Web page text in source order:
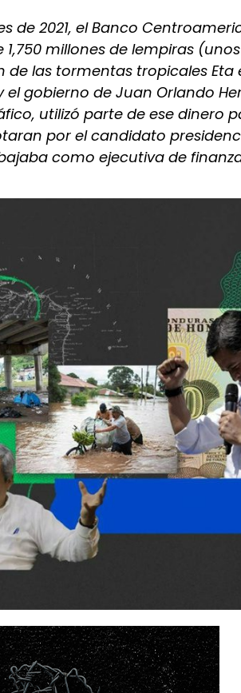
de 2021, el Banco
millones de lempiras
las tormentas tropicales Eta
gobierno de Juan Orlando
utilizó parte de ese dinero
por el candidato
como ejecutiva de